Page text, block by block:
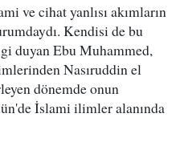
ve cihat yanlısı akımların
Kendisi de bu
duyan Ebu Muhammed,
Nasıruddin el
dönemde onun
İslami ilimler alanında